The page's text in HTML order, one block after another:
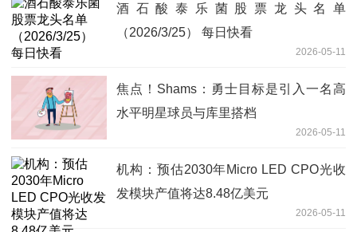
酒石酸泰乐菌股票龙头名单
（2026/3/25） 每日快看
2026-05-11
焦点！Shams：勇士目标是引入一名高
水平明星球员与库里搭档
2026-05-11
机构：预估2030年Micro LED CPO光收
发模块产值将达8.48亿美元
2026-05-11